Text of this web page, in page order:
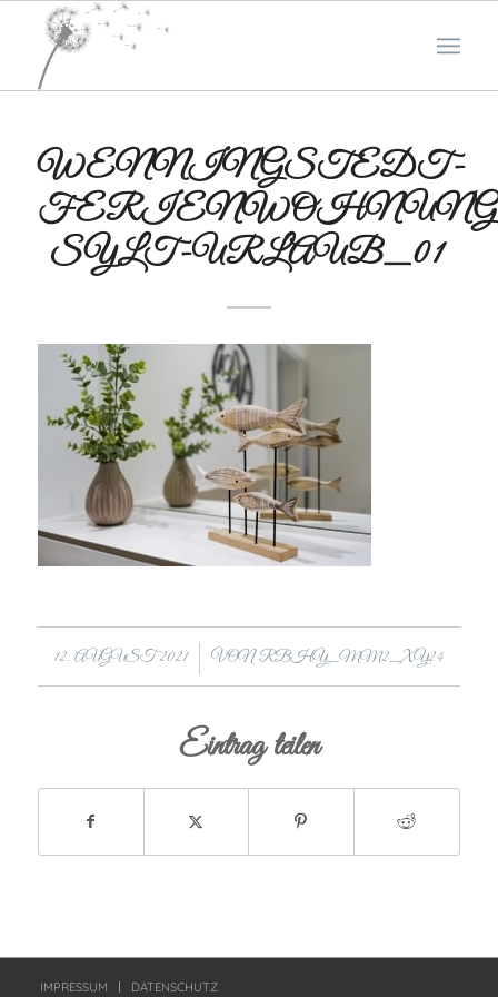
WENNINGSTEDT-
SYLT-URLAUB_01
12. AUGUST 2021
/ VONRBHY_MM2_XY24
Eintrag teilen
IMPRESSUM DATENSCHUTZ